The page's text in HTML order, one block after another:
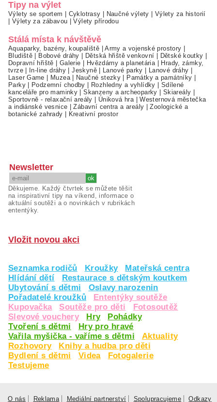
Tipy na výlet
Výlety se sportem Cyklotrasy Naučné výlety
Výlety za historií
Výlety za zábavou |Výlety přírodou
Stálá místa k návštěvě
Aquaparky, bazény, koupaliště |Army a vojenské prostory
Bludiště
Bobové dráhy Dětská hřiště venkovní Dětské koutky
Dopravní hřiště
Galerie Hvězdárny a planetária
Hrady, zámky,
tvrze| In-line dráhy |Jeskyně| Lanové parky Lanové dráhy
Laser Game
Muzea| Naučné stezky Památky a památníky
Parky| Podzemní chodby Rozhledny a vyhlídky
Sdílené
kanceláře pro maminky |Skanzeny a archeoparky Skiareály
Sportovně - relaxační areály
Úniková hra |Westernová městečka
a indiánské vesnice |Zábavní centra a areály |Zoologické a
botanické zahrady
Kreativní prostor
Newsletter
Děkujeme. Každý čtvrtek se můžete těšit
na inspirativní tipy na víkend, informace o
aktuální soutěži a o novinkách v rubrikách
ententýky.
Vložit novou akci
Seznamka rodičů Kroužky
Mateřská centra
Hlídání dětí
Restaurace s dětským koutkem
Ubytování s dětmi
Oslavy narozenin
Pořadatelé kroužků
Ententýky soutěže
Kupovačka
Soutěže pro děti
Fotosoutěž
Slevové vouchery
Hry
Pohádky
Tvoření s dětmi
Hry pro hravé
Vařila myšička - vaříme s dětmi
Aktuality
Rozhovory
Knihy a hudba pro děti
Bydlení s dětmi
Videa
Fotogalerie
Testujeme
O nás Reklama Mediální partnerství Spolupracujeme Odkazy